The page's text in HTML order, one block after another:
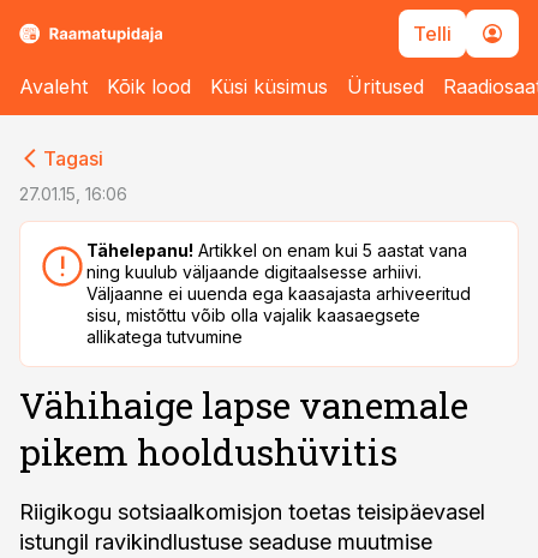
Telli
Avaleht Kõik lood Küsi küsimus Üritused
Tagasi
27.01.15, 16:06
Tähelepanu! Artikkel on enam kui 5 aastat vana
ning kuulub väljaande digitaalsesse arhiivi.
Väljaanne ei uuenda ega kaasajasta arhiveeritud
sisu, mistõttu võib olla vajalik kaasaegsete
allikatega tutvumine
Vähihaige lapse vanemale
pikem hooldushüvitis
Riigikogu sotsiaalkomisjon toetas teisipäevasel
istungil ravikindlustuse seaduse muutmise